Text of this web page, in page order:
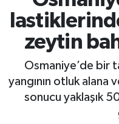
zeytin
Osmaniye’de bir
yangının otluk alana
sonucu yaklaşık